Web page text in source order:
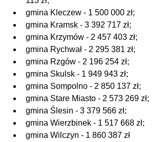
gmina Kleczew - 1 500 000 zł;
gmina Kramsk - 3 392 717 zł;
gmina Krzymów - 2 457 403 zł;
gmina Rychwał - 2 295 381 zł;
gmina Rzgów - 2 196 254 zł;
gmina Skulsk - 1 949 943 zł;
gmina Sompolno - 2 850 137 zł;
gmina Stare Miasto - 2 573 269 zł;
gmina Ślesin - 3 379 566 zł;
gmina Wierzbinek - 1 517 668 zł;
gmina Wilczyn - 1 860 387 zł